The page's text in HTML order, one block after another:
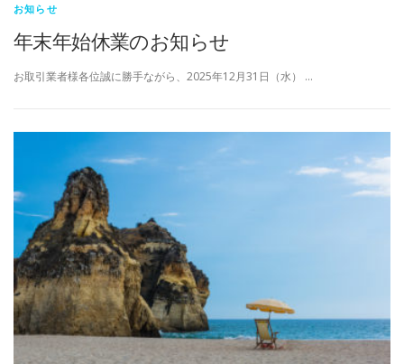
お知らせ
年末年始休業のお知らせ
お取引業者様各位誠に勝手ながら、2025年12月31日（水） …